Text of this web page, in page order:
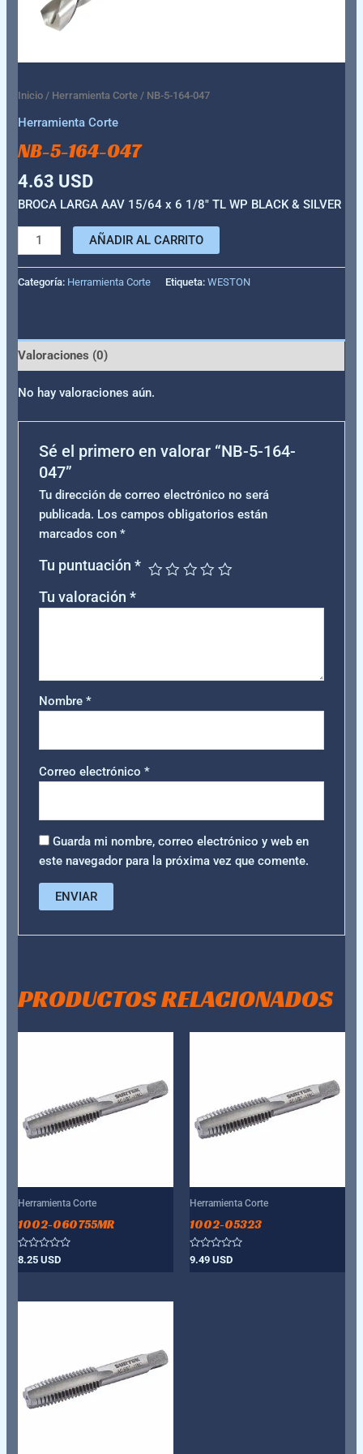
Inicio / Herramienta Corte / NB-5-164-047
Herramienta Corte
NB-5-164-047
4.63 USD
BROCA LARGA AAV 15/64 x 6 1/8″ TL WP BLACK & SILVER
AÑADIR AL CARRITO
Categoría: Herramienta Corte Etiqueta:WESTON
Valoraciones (0)
No hay valoraciones aún.
Sé el primero en valorar “NB-5-164-
047”
Tu dirección de correo electrónico no será
publicada. Los campos obligatorios están
marcados con *
Tu puntuación *
Tu valoración *
Nombre *
Correo electrónico *
Guarda mi nombre, correo electrónico y web en
este navegador para la próxima vez que comente.
PRODUCTOS RELACIONADOS
Herramienta Corte
1002-060755MR
Valorado
con
8.25USD
Herramienta Corte
1002-05323
Valorado
con
9.49 USD